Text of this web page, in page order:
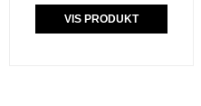
VIS PRODUKT